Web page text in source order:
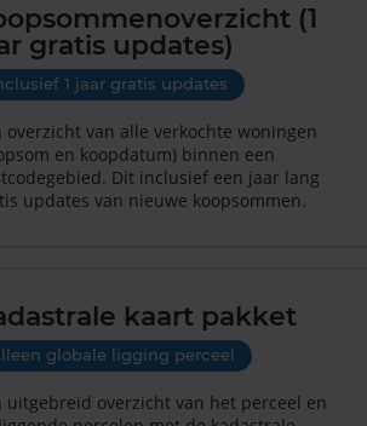
(1
gratis updates)
1 jaar gratis updates
overzicht van alle verkochte woningen
en koopdatum) binnen een
Dit inclusief een jaar lang
updates van nieuwe koopsommen.
kaart pakket
globale ligging perceel
uitgebreid overzicht van het perceel en